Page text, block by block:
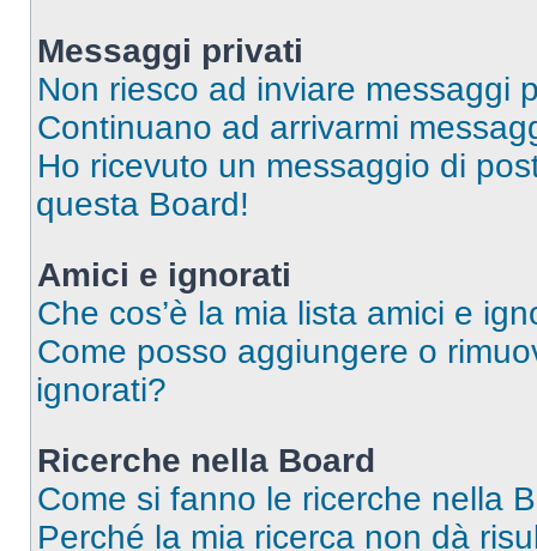
Messaggi privati
Non riesco ad inviare messaggi
Continuano ad arrivarmi
Ho ricevuto un messaggio di
questa Board!
Amici e ignorati
Che cos’è la mia lista amici e
Come posso aggiungere o
ignorati?
Ricerche nella Board
Come si fanno le ricerche nella
Perché la mia ricerca non dà